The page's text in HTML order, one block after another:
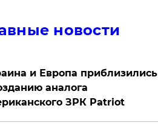
новости
и Европа приблизились
аналога
ЗРК Patriot